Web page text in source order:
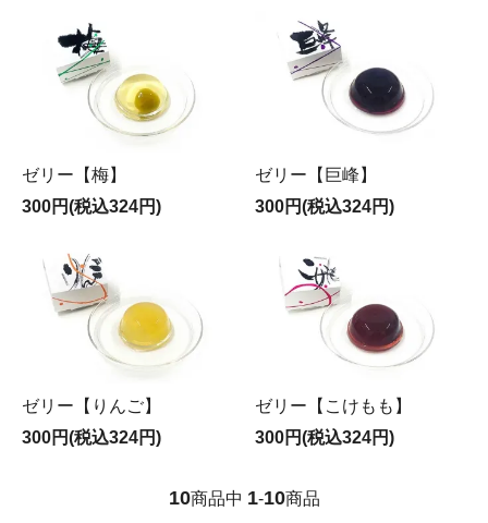
ゼリー【梅】
300円(税込324円)
ゼリー【巨峰】
300円(税込324円)
ゼリー【りんご】
300円(税込324円)
ゼリー【こけもも】
300円(税込324円)
10商品中 1-10商品